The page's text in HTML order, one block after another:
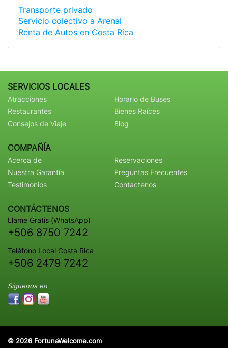
Transporte privado
Servicio colectivo a Arenal
Renta de Autos en Costa Rica
SERVICIOS LOCALES
Atracciones
Restaurantes
Consejos de Viaje
Horario de Buses
Bienes Raíces
Blog
COMPAÑÍA
Acerca de
Nuestra Garantía
Testimonios
Reservaciones
Preguntas Frecuentes
Contáctenos
CONTÁCTENOS
Llame Gratis (WhatsApp)
+506 8750 7242
Teléfono Local Costa Rica
+506 2479 7242
Síguenos en
© 2026 FortunaWelcome.com